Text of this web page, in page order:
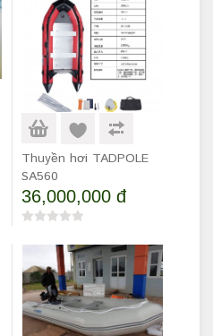
Thuyền hơi TADPOLE
SA560
36,000,000 đ